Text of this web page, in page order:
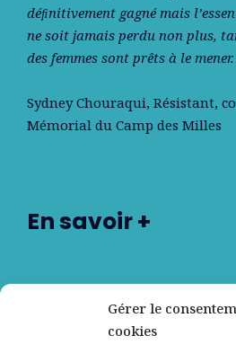
Gérer le
cookies
déﬁnitivement gagné mais
ne soit jamais perdu non plus,
des femmes sont prêts à le mener.
Sydney Chouraqui, Résistant,
Mémorial du Camp des Milles
En savoir +